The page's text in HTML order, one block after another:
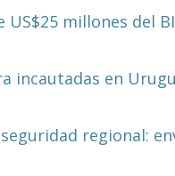
US$25 millones del
incautadas en
regional: